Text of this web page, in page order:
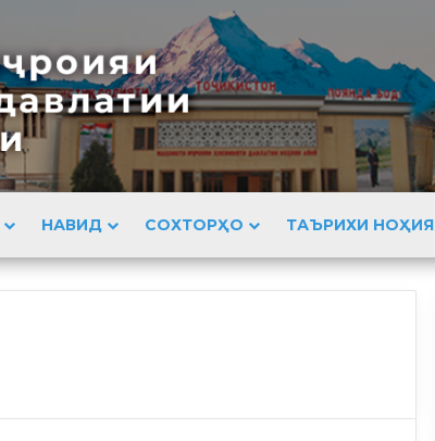
НАВИД СОХТОРҲО ТАЪРИХИ НОҲИЯ